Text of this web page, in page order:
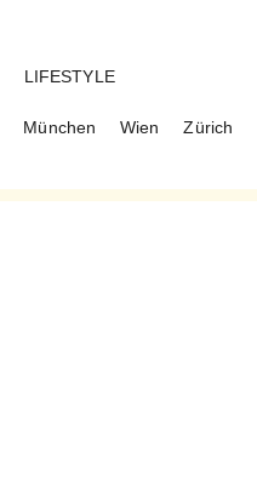
München Wien Zürich
LIFESTYLE